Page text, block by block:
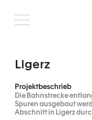
content
Ligerz
Projektbeschrieb
Die Bahnstrecke
Spuren ausgebaut
Abschnitt in Ligerz